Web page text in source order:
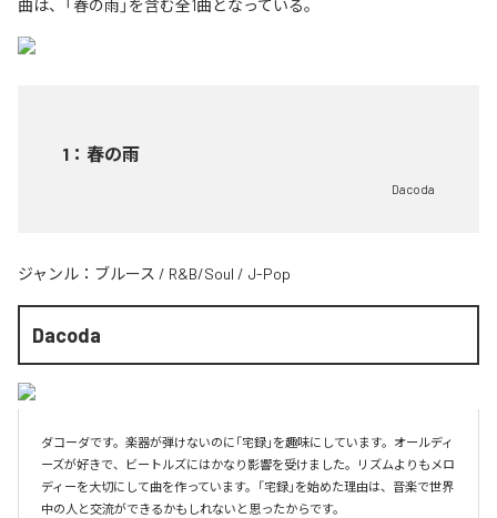
曲は、「春の雨」を含む全1曲となっている。
1 ： 春の雨
Dacoda
ジャンル： ブルース / R&B/Soul / J-Pop
Dacoda
ダコーダです。楽器が弾けないのに「宅録」を趣味にしています。オールディ
ーズが好きで、ビートルズにはかなり影響を受けました。リズムよりもメロ
ディーを大切にして曲を作っています。「宅録」を始めた理由は、音楽で世界
中の人と交流ができるかもしれないと思ったからです。